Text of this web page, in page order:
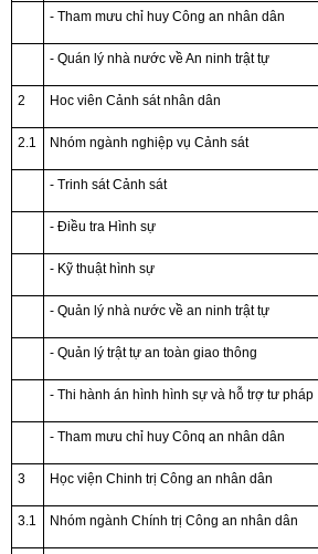
- Tham mưu chỉ huy Công an nhân dân
- Quán lý nhà nước về An ninh trật tự
2 Hoc viên Cảnh sát nhân dân
2.1 Nhóm ngành nghiệp vụ Cảnh sát
- Trinh sát Cảnh sát
- Điều tra Hình sự
- Kỹ thuật hình sự
- Quản lý nhà nước về an ninh trật tự
- Quản lý trật tự an toàn giao thông
- Thi hành án hình hình sự và hỗ trợ tư pháp
- Tham mưu chỉ huy Cônq an nhân dân
3 Học viện Chinh trị Công an nhân dân
3.1 Nhóm ngành Chính trị Công an nhân dân